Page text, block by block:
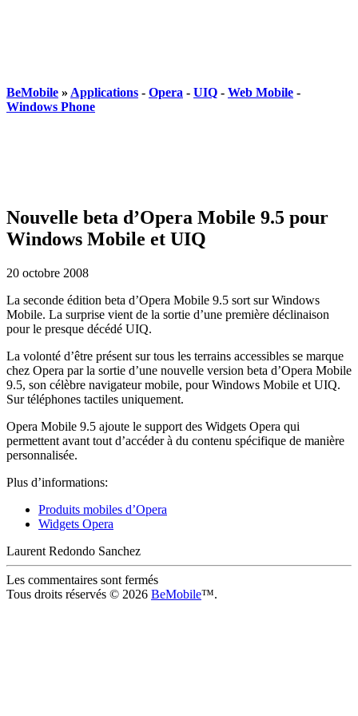
BeMobile » Applications - Opera - UIQ - Web Mobile -
Windows Phone
Nouvelle beta d’Opera Mobile 9.5 pour
Windows Mobile et UIQ
20 octobre 2008
La seconde édition beta d’Opera Mobile 9.5 sort sur Windows
Mobile. La surprise vient de la sortie d’une première déclinaison
pour le presque décédé UIQ.
La volonté d’être présent sur tous les terrains accessibles se marque
chez Opera par la sortie d’une nouvelle version beta d’Opera Mobile
9.5, son célèbre navigateur mobile, pour Windows Mobile et UIQ.
Sur téléphones tactiles uniquement.
Opera Mobile 9.5 ajoute le support des Widgets Opera qui
permettent avant tout d’accéder à du contenu spécifique de manière
personnalisée.
Plus d’informations:
Produits mobiles d’Opera
Widgets Opera
Laurent Redondo Sanchez
Les commentaires sont fermés
Tous droits réservés © 2026 BeMobile™.